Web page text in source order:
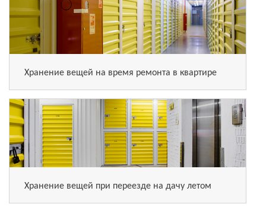
Хранение вещей на время ремонта в квартире
Хранение вещей при переезде на дачу летом